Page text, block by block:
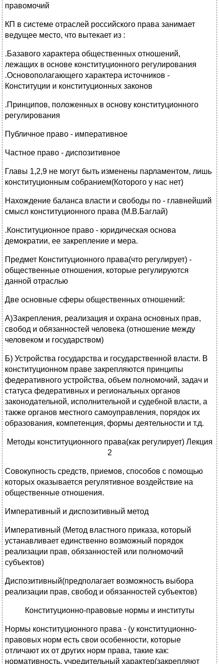
правомочий
КП в системе отраслей российского права занимает
ведущее место, что вытекает из :
.Базавого характера общественных отношений,
лежащих в основе конституционного регулирования
.Основополагающего характера источников -
Конституции и конституционных законов
.Принципов, положенных в основу конституционного
регулирования
Публичное право - императивное
Частное право - диспозитивное
Главы 1,2,9 не могут быть изменены парламентом, лишь
конституционным собранием(Которого у нас нет)
Нахождение баланса власти и свободы по - главнейший
смысл конституционного права (М.В.Баглай)
.Конституционное право - юридическая основа
демократии, ее закрепление и мера.
Предмет Конституционного права(что регулирует) -
общественные отношения, которые регулируются
данной отраслью
Две основные сферы общественных отношений:
А)Закрепления, реализация и охрана основных прав,
свобод и обязанностей человека (отношение между
человеком и государством)
Б) Устройства государства и государственной власти. В
конституционном праве закрепляются принципы
федеративного устройства, объем полномочий, задач и
статуса федеративных и региональных органов
законодательной, исполнительной и судебной власти, а
также органов местного самоуправления, порядок их
образования, компетенция, формы деятельности и т.д.
Методы конституционного права(как регулирует) Лекция
2
Совокупность средств, приемов, способов с помощью
которых оказывается регулятивное воздействие на
общественные отношения.
Императивный и диспозитивный метод
Императивный (Метод властного приказа, который
устанавливает единственно возможный порядок
реализации прав, обязанностей или полномочий
субъектов)
Диспозитивный(предполагает возможность выбора
реализации прав, свобод и обязанностей субъектов)
Конституционно-правовые нормы и институты
Нормы конституционного права - (у конституционно-
правовых норм есть свои особенности, которые
отличают их от других норм права, такие как:
нормативность, учредительный характер(закрепляют